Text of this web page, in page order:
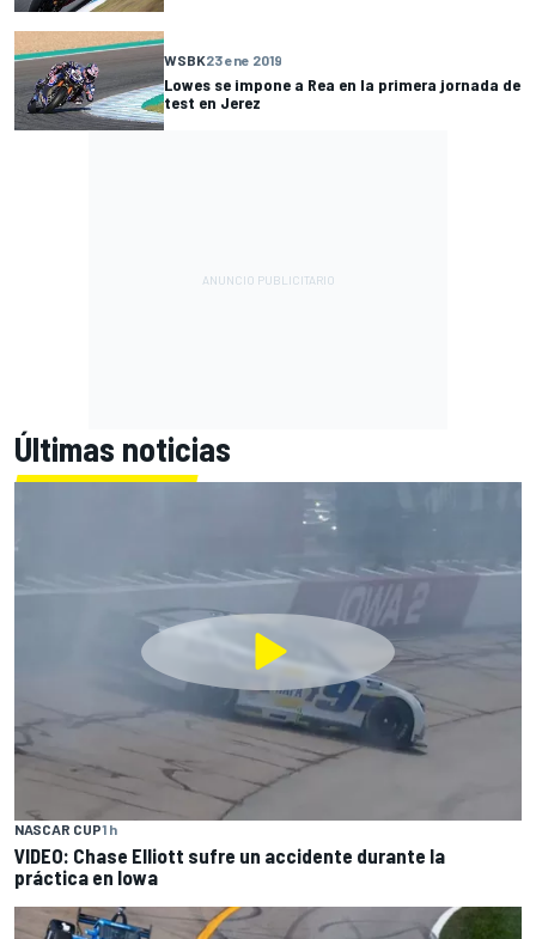
WSBK23 ene 2019
Lowes se impone a Rea en la primera jornada de
test en Jerez
Últimas noticias
NASCAR CUP1 h
VIDEO: Chase Elliott sufre un accidente durante la
práctica en Iowa